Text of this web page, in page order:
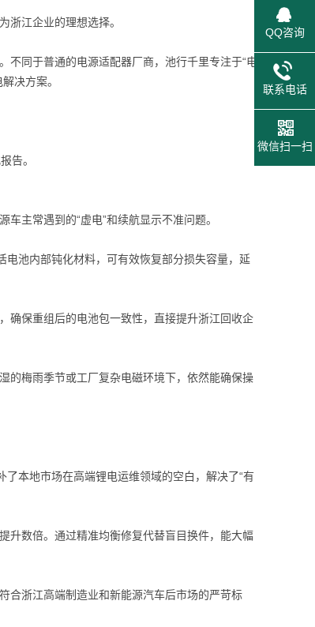
浙江企业的理想选择。
同于普通的电源适配器厂商，池行千里专注于“电
决方案。
告。
主常遇到的“虚电”和续航显示不准问题。
电池内部钝化材料，可有效恢复部分损失容量，延
确保重组后的电池包一致性，直接提升浙江回收企
的梅雨季节或工厂复杂电磁环境下，依然能确保操
本地市场在高端锂电运维领域的空白，解决了“有
升数倍。通过精准均衡修复代替盲目换件，能大幅
合浙江高端制造业和新能源汽车后市场的严苛标
QQ咨询
联系电话
微信扫一扫